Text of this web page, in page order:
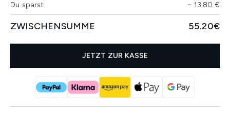
Du sparst − 13,80 €
ZWISCHENSUMME 55.20€
JETZT ZUR KASSE